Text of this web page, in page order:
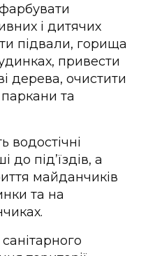
і дитячих
підвали, горища
привести
дерева, очистити
паркани та
водостічні
до під’їздів, а
майданчиків
та на